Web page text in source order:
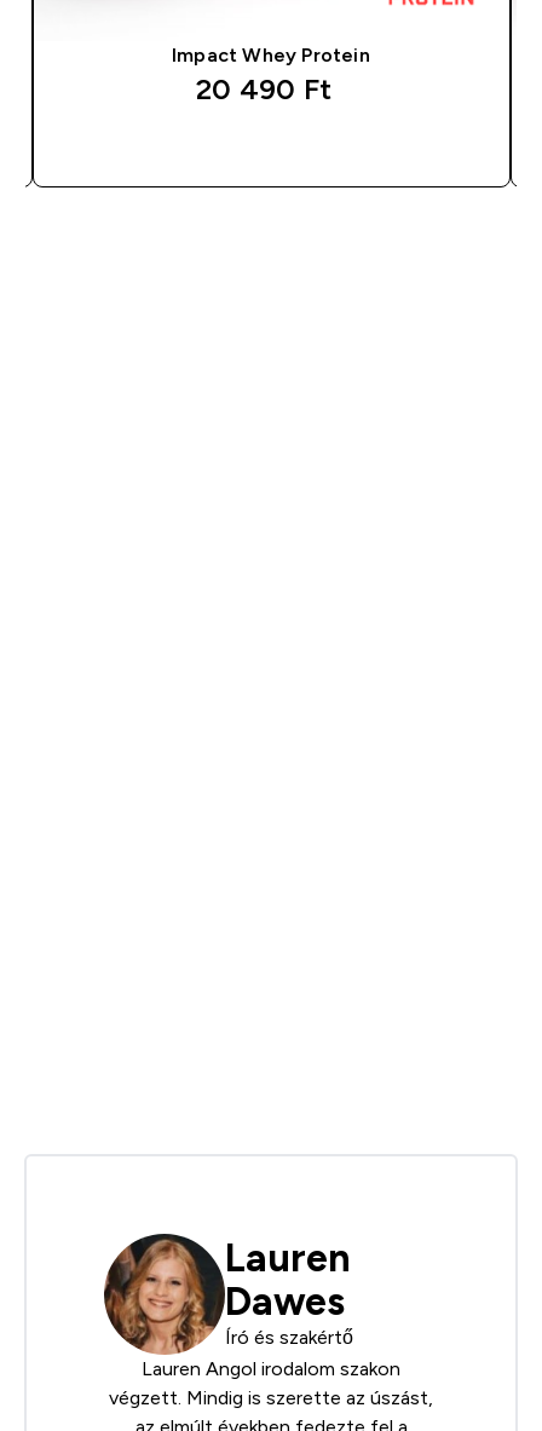
Impact Whey Protein
20 490 Ft‎
Lauren
Dawes
Író és szakértő
Lauren Angol irodalom szakon
végzett. Mindig is szerette az úszást,